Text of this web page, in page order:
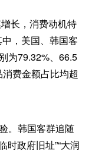
长，消费动机特
，美国、韩国客
为79.32%、66.5
费金额占比均超
。韩国客群追随
时政府旧址”“大润